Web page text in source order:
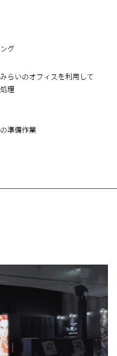
グ
らいのオフィスを利用して
理
準備作業